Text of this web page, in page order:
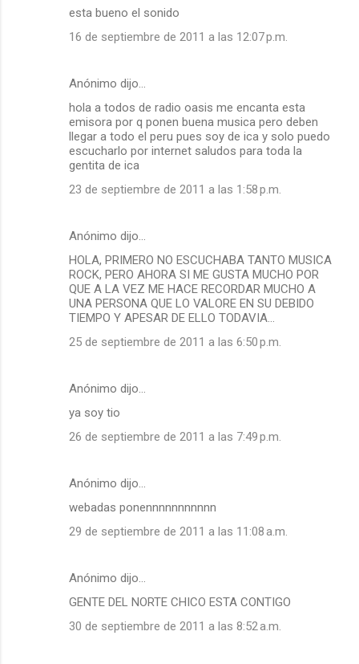
esta bueno el sonido
16 de septiembre de 2011 a las 12:07 p.m.
Anónimo dijo…
hola a todos de radio oasis me encanta esta
emisora por q ponen buena musica pero deben
llegar a todo el peru pues soy de ica y solo puedo
escucharlo por internet saludos para toda la
gentita de ica
23 de septiembre de 2011 a las 1:58 p.m.
Anónimo dijo…
HOLA, PRIMERO NO ESCUCHABA TANTO MUSICA
ROCK, PERO AHORA SI ME GUSTA MUCHO POR
QUE A LA VEZ ME HACE RECORDAR MUCHO A
UNA PERSONA QUE LO VALORE EN SU DEBIDO
TIEMPO Y APESAR DE ELLO TODAVIA...
25 de septiembre de 2011 a las 6:50 p.m.
Anónimo dijo…
ya soy tio
26 de septiembre de 2011 a las 7:49 p.m.
Anónimo dijo…
webadas ponennnnnnnnnnn
29 de septiembre de 2011 a las 11:08 a.m.
Anónimo dijo…
GENTE DEL NORTE CHICO ESTA CONTIGO
30 de septiembre de 2011 a las 8:52 a.m.